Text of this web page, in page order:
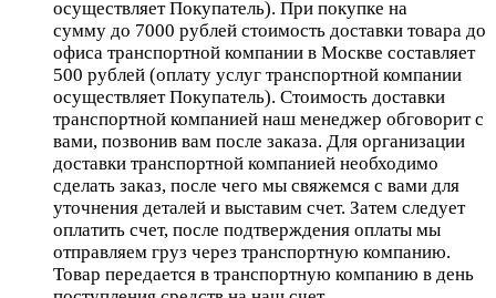
осуществляет Покупатель). При покупке на
сумму до 7000 рублей стоимость доставки товара до
офиса транспортной компании в Москве составляет
500 рублей (оплату услуг транспортной компании
осуществляет Покупатель). Стоимость доставки
транспортной компанией наш менеджер обговорит с
вами, позвонив вам после заказа. Для организации
доставки транспортной компанией необходимо
сделать заказ, после чего мы свяжемся с вами для
уточнения деталей и выставим счет. Затем следует
оплатить счет, после подтверждения оплаты мы
отправляем груз через транспортную компанию.
Товар передается в транспортную компанию в день